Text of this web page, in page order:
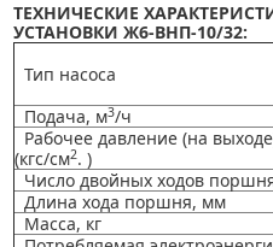
ТЕХНИЧЕСКИЕ
УСТАНОВКИ Ж6-ВНП-10/32:
Тип насоса
Подача, м3/ч
Рабочее давление (на
(кгс/см2. )
Число двойных ходов
Длина хода поршня, мм
Масса, кг